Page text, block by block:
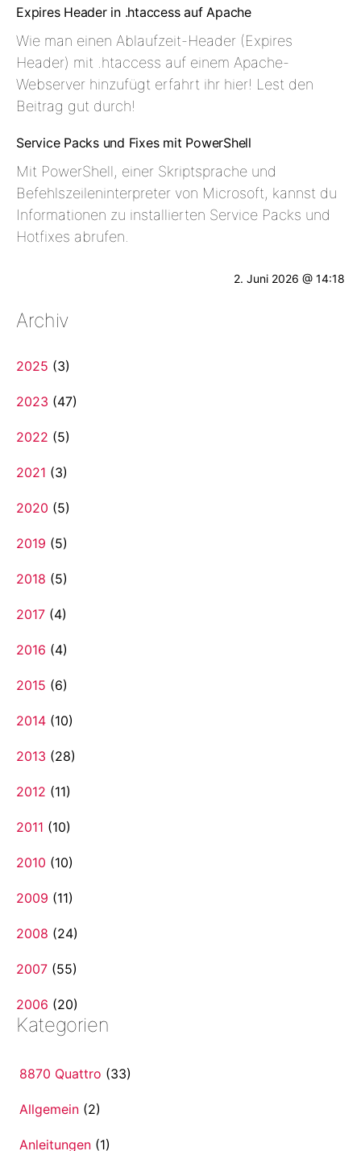
Expires Header in .htaccess auf Apache
Wie man einen Ablaufzeit-Header (Expires
Header) mit .htaccess auf einem Apache-
Webserver hinzufügt erfahrt ihr hier! Lest den
Beitrag gut durch!
Service Packs und Fixes mit PowerShell
Mit PowerShell, einer Skriptsprache und
Befehlszeileninterpreter von Microsoft, kannst du
Informationen zu installierten Service Packs und
Hotfixes abrufen.
2. Juni 2026 @ 14:18
Archiv
2025 (3)
2023 (47)
2022 (5)
2021 (3)
2020 (5)
2019 (5)
2018 (5)
2017 (4)
2016 (4)
2015 (6)
2014 (10)
2013 (28)
2012 (11)
2011 (10)
2010 (10)
2009 (11)
2008 (24)
2007 (55)
2006 (20)
Kategorien
8870 Quattro (33)
Allgemein (2)
Anleitungen (1)